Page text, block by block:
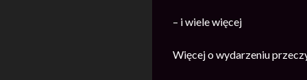
– i wiele więcej
Więcej o wydarzeniu